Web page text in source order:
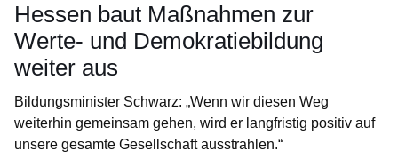
Hessen baut Maßnahmen zur
Werte- und Demokratiebildung
weiter aus
Bildungsminister Schwarz: „Wenn wir diesen Weg
weiterhin gemeinsam gehen, wird er langfristig positiv auf
unsere gesamte Gesellschaft ausstrahlen.“